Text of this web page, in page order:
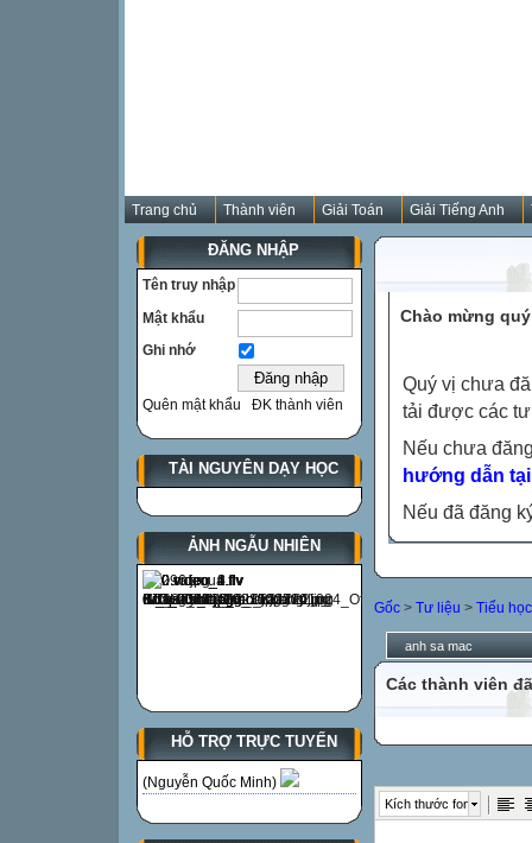
Trang chủ Thành viên Giải Toán Giải Tiếng Anh
ĐĂNG NHẬP
Tên truy nhập
Mật khẩu
Ghi nhớ
Quên mật khẩu ĐK thành viên
TÀI NGUYÊN DẠY HỌC
ẢNH NGẪU NHIÊN
HỖ TRỢ TRỰC TUYẾN
(Nguyễn Quốc Minh)
Chào mừng
Quý vị chưa
tải được các
Nếu chưa
hướng dẫn
Nếu đã đăng
Gốc > Tư liệu > Tiểu học
anh sa mac
Các thành viên
Kích thước font